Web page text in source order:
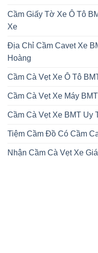
Cầm Giấy Tờ Xe Ô Tô
Xe
Địa Chỉ Cầm Cavet Xe
Hoàng
Cầm Cà Vẹt Xe Ô Tô
Cầm Cà Vẹt Xe Máy
Cầm Cà Vẹt Xe BMT Uy
Tiệm Cầm Đồ Có Cầm
Nhận Cầm Cà Vẹt Xe